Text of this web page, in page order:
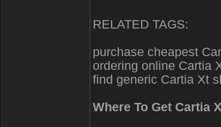
RELATED TAGS:
purchase cheapest
ordering online Cartia
find generic Cartia Xt
Where To Get Cartia